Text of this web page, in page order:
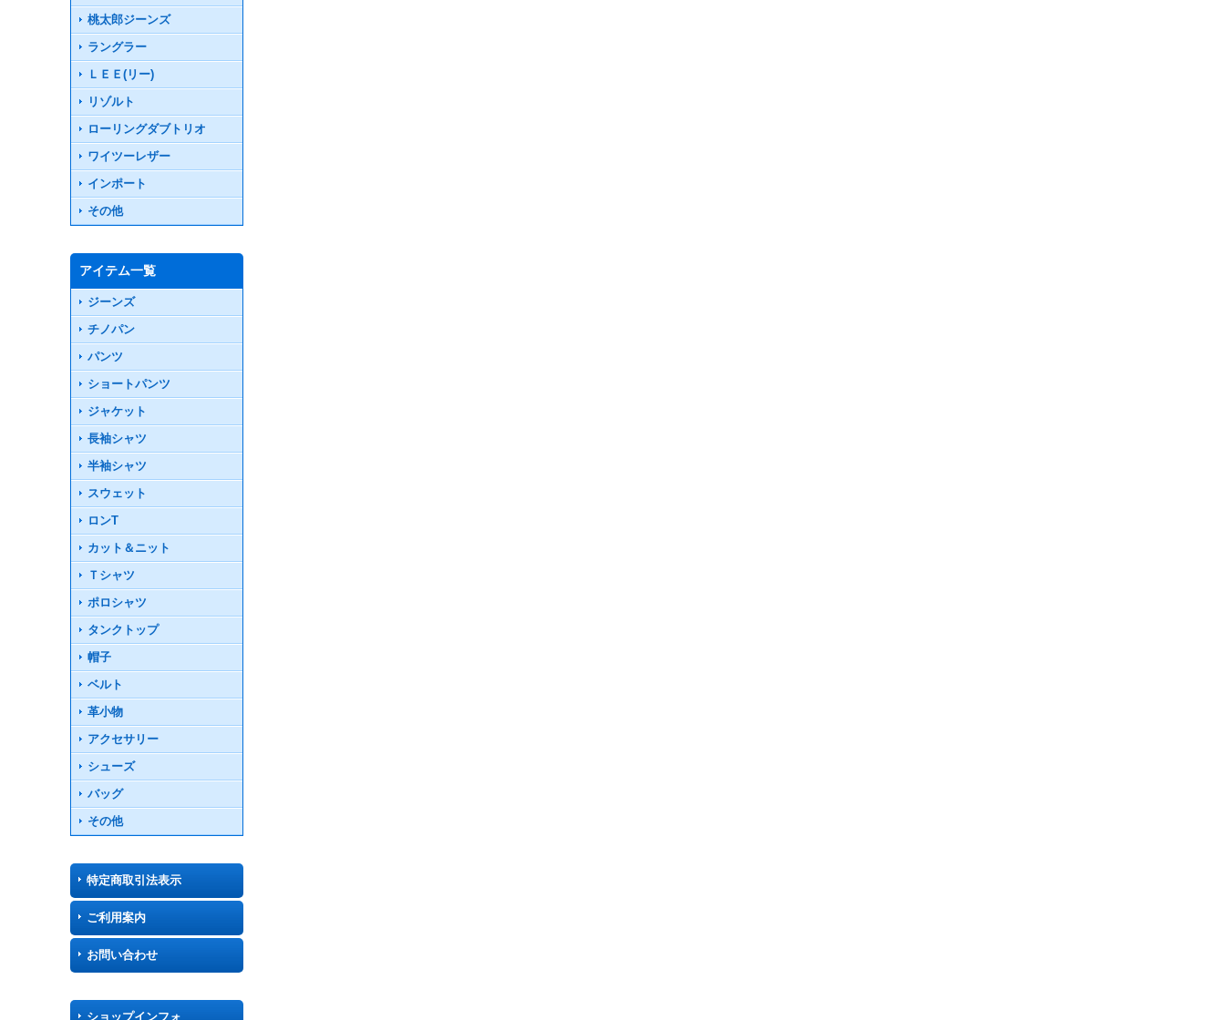
桃太郎ジーンズ
ラングラー
ＬＥＥ(リー)
リゾルト
ローリングダブトリオ
ワイツーレザー
インポート
その他
アイテム一覧
ジーンズ
チノパン
パンツ
ショートパンツ
ジャケット
長袖シャツ
半袖シャツ
スウェット
ロンT
カット＆ニット
Ｔシャツ
ポロシャツ
タンクトップ
帽子
ベルト
革小物
アクセサリー
シューズ
バッグ
その他
特定商取引法表示
ご利用案内
お問い合わせ
ショップインフォ